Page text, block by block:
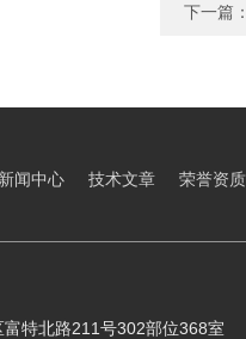
下一篇
新闻中心 技术文章 荣誉资质
特北路211号302部位368室